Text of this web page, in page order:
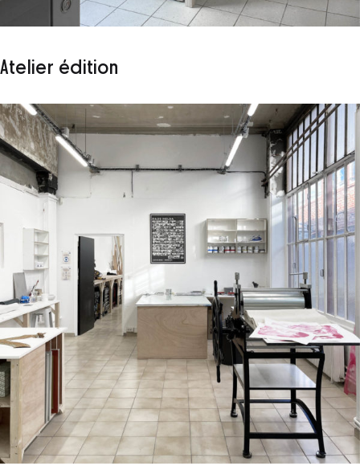
Atelier édition